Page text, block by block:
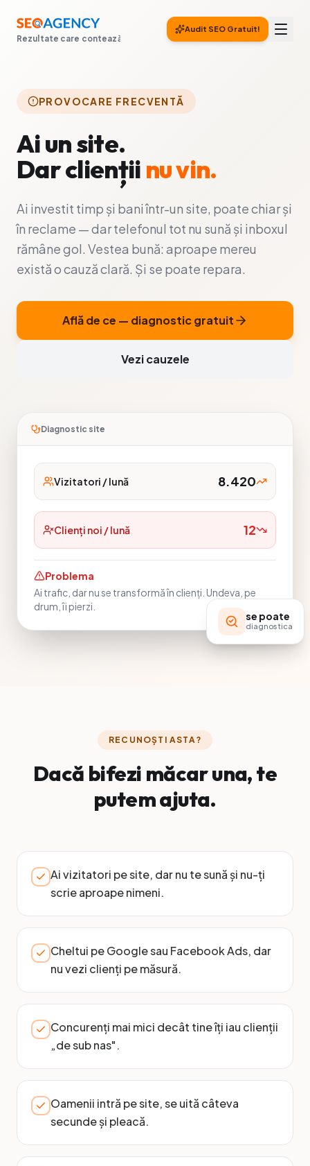
Rezultate care contează Audit SEO Gratuit!
PROVOCARE FRECVENTĂ
Ai un site.
Dar clienții nu vin.
Ai investit timp și bani într-un site, poate chiar și
în reclame — dar telefonul tot nu sună și inboxul
rămâne gol. Vestea bună: aproape mereu
există o cauză clară. Și se poate repara.
Află de ce — diagnostic gratuit
Vezi cauzele
Diagnostic site
Vizitatori / lună 8.420
Clienți noi / lună 12
Problema
Ai trafic, dar nu se transformă în clienți. Undeva, pe
drum, îi pierzi.
se poate
diagnostica
RECUNOȘTI ASTA?
Dacă bifezi măcar una, te
putem ajuta.
Ai vizitatori pe site, dar nu te sună și nu-ți
scrie aproape nimeni.
Cheltui pe Google sau Facebook Ads, dar
nu vezi clienți pe măsură.
Concurenți mai mici decât tine îți iau clienții
„de sub nas".
Oamenii intră pe site, se uită câteva
secunde și pleacă.